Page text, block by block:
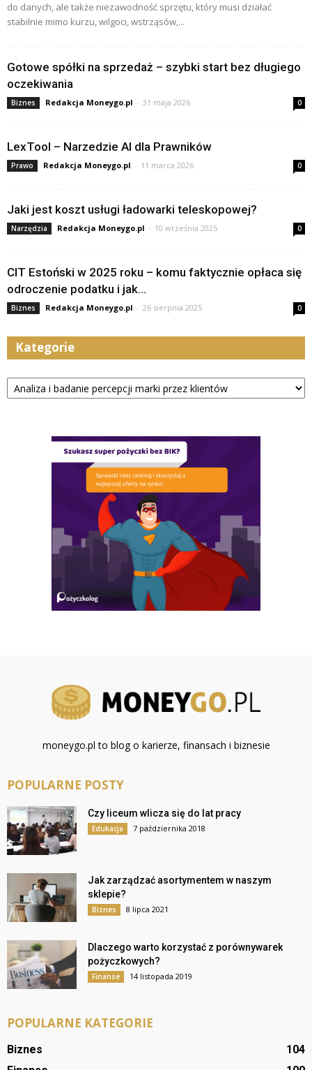
do danych, ale także niezawodność sprzętu, który musi działać
stabilnie mimo kurzu, wilgoci, wstrząsów,...
Gotowe spółki na sprzedaż – szybki start bez długiego
oczekiwania
Biznes Redakcja Moneygo.pl - 31 maja 2026 0
LexTool – Narzedzie AI dla Prawników
Prawo Redakcja Moneygo.pl - 11 marca 2026 0
Jaki jest koszt usługi ładowarki teleskopowej?
Narzędzia Redakcja Moneygo.pl - 10 września 2025 0
CIT Estoński w 2025 roku – komu faktycznie opłaca się
odroczenie podatku i jak...
Biznes Redakcja Moneygo.pl - 26 sierpnia 2025 0
Kategorie
Kategorie
moneygo.pl to blog o karierze, finansach i biznesie
POPULARNE POSTY
Czy liceum wlicza się do lat pracy
Edukacja 7 października 2018
Jak zarządzać asortymentem w naszym
sklepie?
Biznes 8 lipca 2021
Dlaczego warto korzystać z porównywarek
pożyczkowych?
Finanse 14 listopada 2019
POPULARNE KATEGORIE
Biznes
104